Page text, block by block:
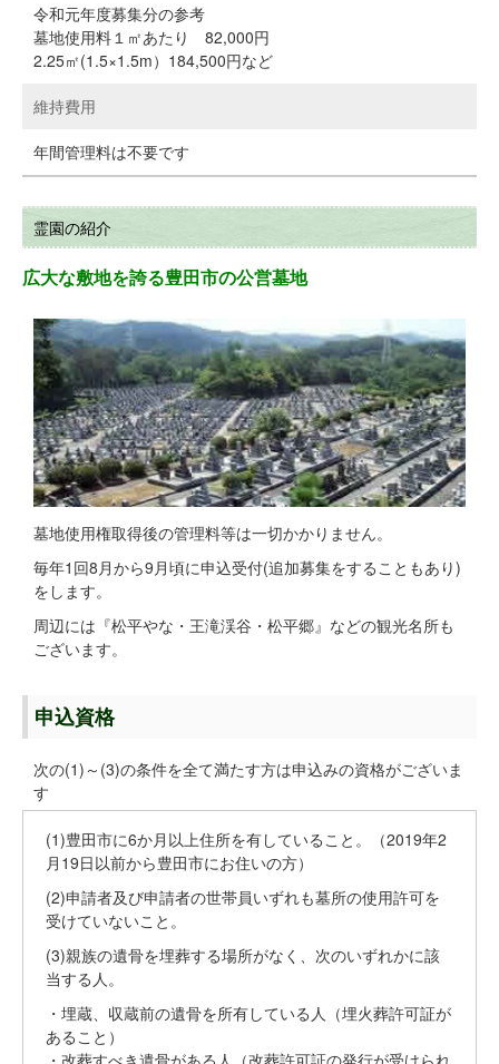
令和元年度募集分の参考
墓地使用料１㎡あたり 82,000円
2.25㎡(1.5×1.5m）184,500円など
維持費用
年間管理料は不要です
霊園の紹介
広大な敷地を誇る豊田市の公営墓地
墓地使用権取得後の管理料等は一切かかりません。
毎年1回8月から9月頃に申込受付(追加募集をすることもあり)
をします。
周辺には『松平やな・王滝渓谷・松平郷』などの観光名所も
ございます。
申込資格
次の(1)～(3)の条件を全て満たす方は申込みの資格がございま
す
(1)豊田市に6か月以上住所を有していること。（2019年2
月19日以前から豊田市にお住いの方）
(2)申請者及び申請者の世帯員いずれも墓所の使用許可を
受けていないこと。
(3)親族の遺骨を埋葬する場所がなく、次のいずれかに該
当する人。
・埋蔵、収蔵前の遺骨を所有している人（埋火葬許可証が
あること）